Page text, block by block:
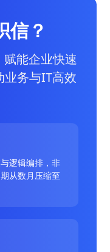
信？
能企业快速
业务与IT高效
逻辑编排，非
从数月压缩至